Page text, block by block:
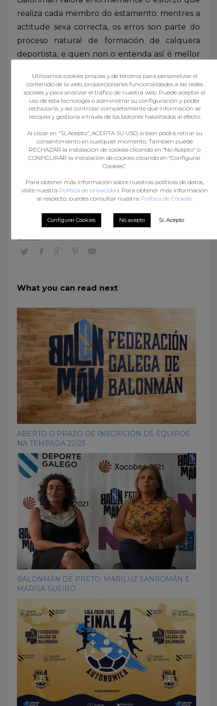
realiza cada membro do estamento: mentres a
actitude sexa correcta, os erros son parte do
proceso natural de formación de calquera
deportista, e quen non o entenda así é mellor
que indo aos pavillóns a faltar ao respecto a
ninguén.
NON á violencia no deporte, NON a
normalizar os insultos e as saídas de ton,
NON a ir aos pavillóns a facer que outra
mirar para outro lado, NON a dar mal
exemplo aos/ás deportistas…
What you can read next
ABERTO O PRAZO DE INSCRICIÓN DE EQUIPOS
NA TEMPADA 22/23
BALONMÁN DE PRETO: MARILUZ SANROMÁN E
MARISA SUEIRO
Utilizamos cookies propias y de terceros para personalizar el
contenido de la web, proporcionarles funcionalidades a las redes
sociales y para analizar el tráfico de nuestra web. Puede aceptar el
uso de esta tecnología o administrar su configuración y poder
rechazarla, y así controlar completamente qué información se
recopila y gestiona a través de los botones habilitados al efecto.
Al clicar en "Sí, Acepto", ACEPTA SU USO, si bien podrá retirar su
consentimiento en cualquier momento. También puede
RECHAZAR la instalación de cookies clicando en “No Acepto" o
CONFIGURAR la instalación de cookies clicando en “Configurar
Cookies”.
Para obtener más información sobre nuestras políticas de datos,
visite nuestra Política de privacidad. Para obtener más información
al respecto, puedes consultar nuestra Política de Cookies.
Configurar Cookies No acepto Sí, Acepto